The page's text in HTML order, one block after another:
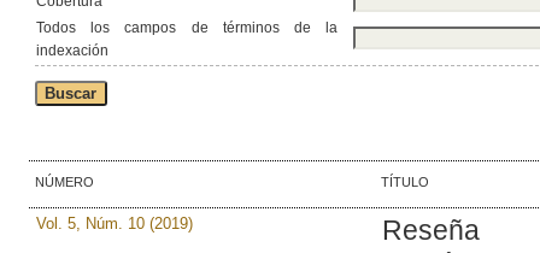
Todos los campos de términos de la
indexación
NÚMERO TÍTULO
Vol. 5, Núm. 10 (2019)